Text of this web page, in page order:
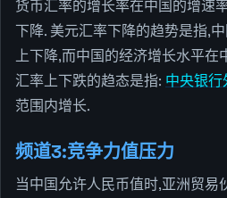
货币汇率的增长率在中国的增速
下降. 美元汇率下降的趋势是指,
上下降,而中国的经济增长水平在
汇率上下跌的趋态是指: 中央银
范围内增长.
频道3:竞争力值压力
当中国允许人民币值时,亚洲贸易